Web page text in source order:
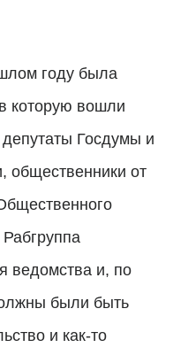
году была
которую вошли
Госдумы и
общественники от
ведомства и, по
были быть
и как-то